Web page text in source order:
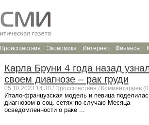
Финансы
Интернет
Экономика
Происшествия
Карла Бруни 4 года назад
своем диагнозе – рак груди
05.10.2023 14:30 / Происшествия / Комментариев (0
Итало-французская модель и певица
диагнозом в соц. сетях по случаю Месяца
осведомленности о раке ...